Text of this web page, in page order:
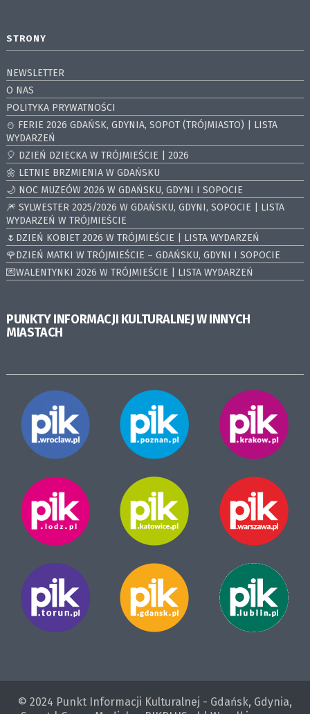
STRONY
NEWSLETTER
O NAS
POLITYKA PRYWATNOŚCI
⛄️ FERIE 2026 GDAŃSK, GDYNIA, SOPOT (TRÓJMIASTO) | LISTA
WYDARZEŃ
🎈 DZIEŃ DZIECKA W TRÓJMIEŚCIE | 2026
🌼 LETNIE BRZMIENIA W GDAŃSKU
🌙 NOC MUZEÓW 2026 W GDAŃSKU, GDYNI I SOPOCIE
🎆 SYLWESTER 2025/2026 W GDAŃSKU, GDYNI, SOPOCIE | LISTA
WYDARZEŃ W TRÓJMIEŚCIE
🌷DZIEŃ KOBIET 2026 W TRÓJMIEŚCIE | LISTA WYDARZEŃ
🌹DZIEŃ MATKI W TRÓJMIEŚCIE – GDAŃSKU, GDYNI I SOPOCIE
💌WALENTYNKI 2026 W TRÓJMIEŚCIE | LISTA WYDARZEŃ
PUNKTY INFORMACJI KULTURALNEJ W INNYCH
MIASTACH
© 2024 Punkt Informacji Kulturalnej - Gdańsk, Gdynia,